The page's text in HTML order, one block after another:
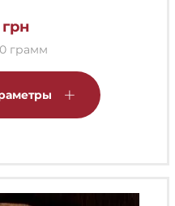
грн
грамм
товар
можно